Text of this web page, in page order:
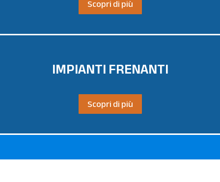
Scopri di più
IMPIANTI FRENANTI
Scopri di più